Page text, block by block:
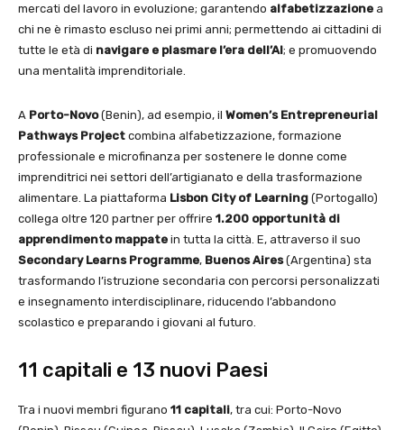
mercati del lavoro in evoluzione; garantendo alfabetizzazione a
chi ne è rimasto escluso nei primi anni; permettendo ai cittadini di
tutte le età di navigare e plasmare l’era dell’AI; e promuovendo
una mentalità imprenditoriale.
A Porto-Novo(Benin), ad esempio, il Women’s Entrepreneurial
Pathways Project combina alfabetizzazione, formazione
professionale e microfinanza per sostenere le donne come
imprenditrici nei settori dell’artigianato e della trasformazione
alimentare. La piattaforma Lisbon City of Learning (Portogallo)
collega oltre 120 partner per offrire 1.200 opportunità di
apprendimento mappate in tutta la città. E, attraverso il suo
Secondary Learns Programme, Buenos Aires(Argentina) sta
trasformando l’istruzione secondaria con percorsi personalizzati
e insegnamento interdisciplinare, riducendo l’abbandono
scolastico e preparando i giovani al futuro.
11 capitali e 13 nuovi Paesi
Tra i nuovi membri figurano 11 capitali, tra cui: Porto-Novo